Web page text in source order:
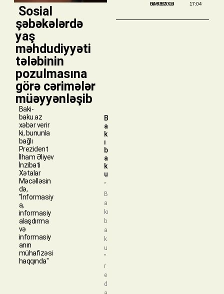
​ Sosial
şəbəkələrdə
yaş
məhdudiyyəti
tələbinin
pozulmasına
görə cərimələr
müəyyənləşib
Baki-
baku.az
xəbər verir
ki, bununla
bağlı
Prezident
İlham Əliyev
İnzibati
Xətalar
Məcəlləsin
də,
"İnformasiy
a,
informasiy
alaşdırma
və
informasiy
anın
mühafizəsi
haqqında"
B
a
k
ı
b
a
k
u
“
B
a
kı
b
a
k
u
”
r
e
d
BAKIBAKU
06/08/2026 17:04